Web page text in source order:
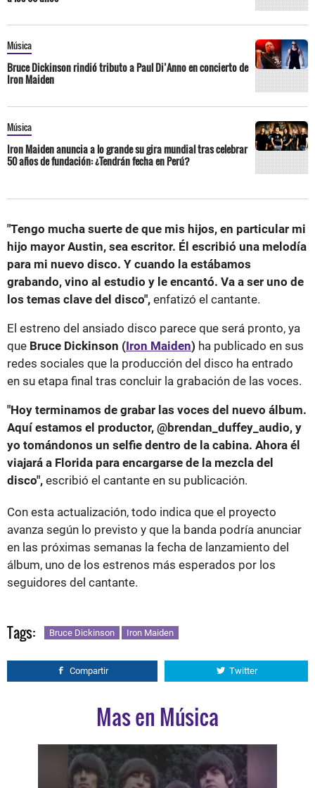
Música
Bruce Dickinson rindió tributo a Paul Di’Anno en concierto de
Iron Maiden
Música
Iron Maiden anuncia a lo grande su gira mundial tras celebrar
50 años de fundación: ¿Tendrán fecha en Perú?
"Tengo mucha suerte de que mis hijos, en particular mi
hijo mayor Austin, sea escritor. Él escribió una melodía
para mi nuevo disco. Y cuando la estábamos
grabando, vino al estudio y le encantó. Va a ser uno de
los temas clave del disco", enfatizó el cantante.
El estreno del ansiado disco parece que será pronto, ya
que Bruce Dickinson (Iron Maiden) ha publicado en sus
redes sociales que la producción del disco ha entrado
en su etapa final tras concluir la grabación de las voces.
"Hoy terminamos de grabar las voces del nuevo álbum.
Aquí estamos el productor, @brendan_duffey_audio, y
yo tomándonos un selfie dentro de la cabina. Ahora él
viajará a Florida para encargarse de la mezcla del
disco", escribió el cantante en su publicación.
Con esta actualización, todo indica que el proyecto
avanza según lo previsto y que la banda podría anunciar
en las próximas semanas la fecha de lanzamiento del
álbum, uno de los estrenos más esperados por los
seguidores del cantante.
Tags: Bruce Dickinson Iron Maiden
Compartir Twitter
Mas en Música